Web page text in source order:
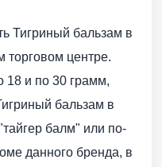
Тигриный бальзам в
торговом центре.
18 и по 30 грамм,
бальзам в
балм" или по-
данного бренда, в